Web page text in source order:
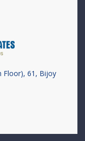
Floor), 61, Bijoy